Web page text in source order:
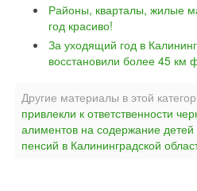
Районы, кварталы, жилые
год красиво!
За уходящий год в
восстановили более 45 км
Другие материалы в этой
привлекли к ответственности
алиментов на содержание детей
пенсий в Калининградской